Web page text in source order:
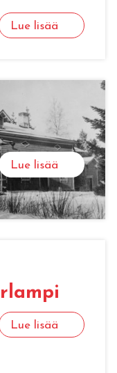
Lue lisää
Lue lisää
Lue lisää